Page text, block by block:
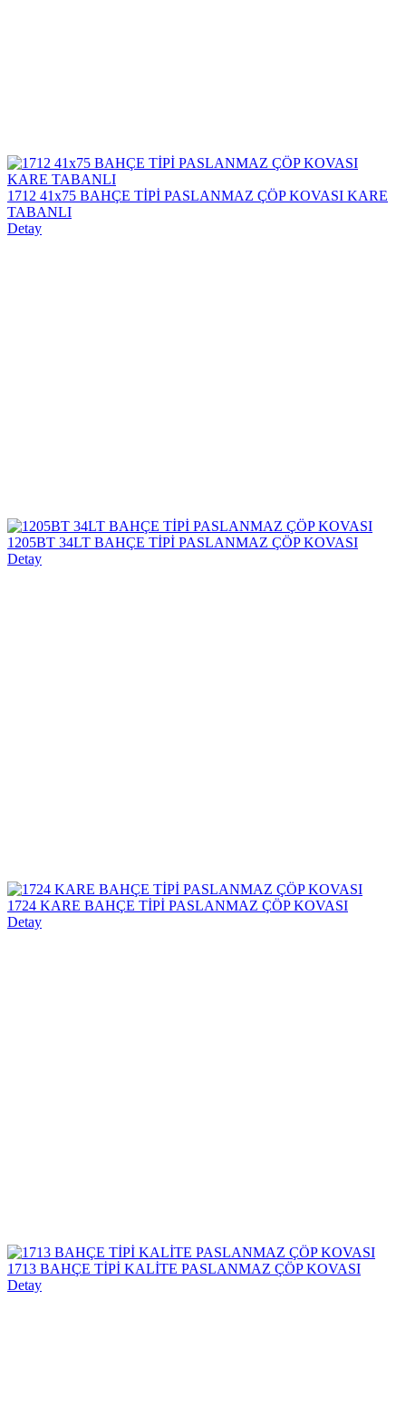
1712 41x75 BAHÇE TİPİ PASLANMAZ ÇÖP KOVASI KARE
TABANLI
Detay
1205BT 34LT BAHÇE TİPİ PASLANMAZ ÇÖP KOVASI
Detay
1724 KARE BAHÇE TİPİ PASLANMAZ ÇÖP KOVASI
Detay
1713 BAHÇE TİPİ KALİTE PASLANMAZ ÇÖP KOVASI
Detay